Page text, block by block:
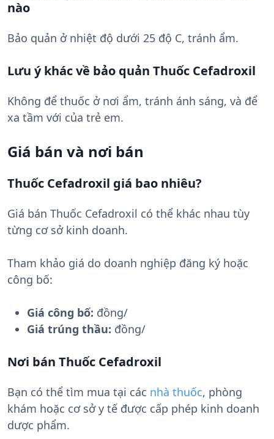
nào
Bảo quản ở nhiệt độ dưới 25 độ C, tránh ẩm.
Lưu ý khác về bảo quản Thuốc Cefadroxil
Không để thuốc ở nơi ẩm, tránh ánh sáng, và để
xa tầm với của trẻ em.
Giá bán và nơi bán
Thuốc Cefadroxil giá bao nhiêu?
Giá bán Thuốc Cefadroxil có thể khác nhau tùy
từng cơ sở kinh doanh.
Tham khảo giá do doanh nghiệp đăng ký hoặc
công bố:
Giá công bố: đồng/
Giá trúng thầu: đồng/
Nơi bán Thuốc Cefadroxil
Bạn có thể tìm mua tại các nhà thuốc, phòng
khám hoặc cơ sở y tế được cấp phép kinh doanh
dược phẩm.